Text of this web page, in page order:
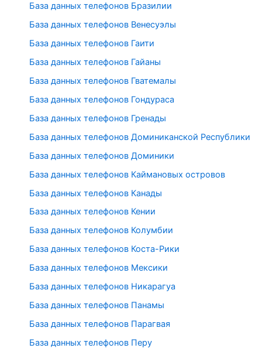
База данных телефонов Бразилии
База данных телефонов Венесуэлы
База данных телефонов Гаити
База данных телефонов Гайаны
База данных телефонов Гватемалы
База данных телефонов Гондураса
База данных телефонов Гренады
База данных телефонов Доминиканской Республики
База данных телефонов Доминики
База данных телефонов Каймановых островов
База данных телефонов Канады
База данных телефонов Кении
База данных телефонов Колумбии
База данных телефонов Коста-Рики
База данных телефонов Мексики
База данных телефонов Никарагуа
База данных телефонов Панамы
База данных телефонов Парагвая
База данных телефонов Перу